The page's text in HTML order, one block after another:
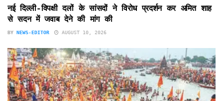
नई दिल्ली-विपक्षी दलों के सांसदों ने विरोध प्रदर्शन कर अमित शाह
से सदन में जवाब देने की मांग की
BY NEWS-EDITOR AUGUST 10, 2026